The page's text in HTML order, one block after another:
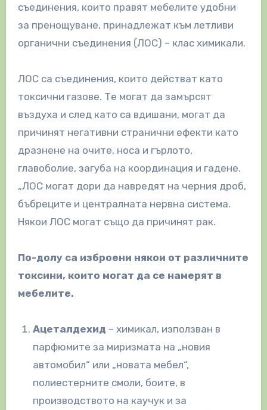
съединения, които правят мебелите удобни
за пренощуване, принадлежат към летливи
органични съединения (ЛОС) – клас химикали.
ЛОС са съединения, които действат като
токсични газове. Те могат да замърсят
въздуха и след като са вдишани, могат да
причинят негативни странични ефекти като
дразнене на очите, носа и гърлото,
главоболие, загуба на координация и гадене.
„ЛОС могат дори да навредят на черния дроб,
бъбреците и централната нервна система.
Някои ЛОС могат също да причинят рак.
По-долу са изброени някои от различните
токсини, които могат да се намерят в
мебелите.
Ацеталдехид – химикал, използван в
парфюмите за миризмата на „новия
автомобил“ или „новата мебел“,
полиестерните смоли, боите, в
производството на каучук и за